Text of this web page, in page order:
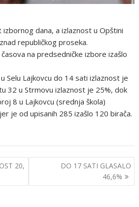
izbornog dana, a izlaznost u Opštini
republičkog proseka.
na predsedničke izbore izašlo
Selu Lajkovcu do 14 sati izlaznost je
32 u Strmovu izlaznost je 25%, dok
8 u Lajkovcu (srednja škola)
je od upisanih 285 izašlo 120 birača.
20,
DO 17 SATI GLASALO
46,6%